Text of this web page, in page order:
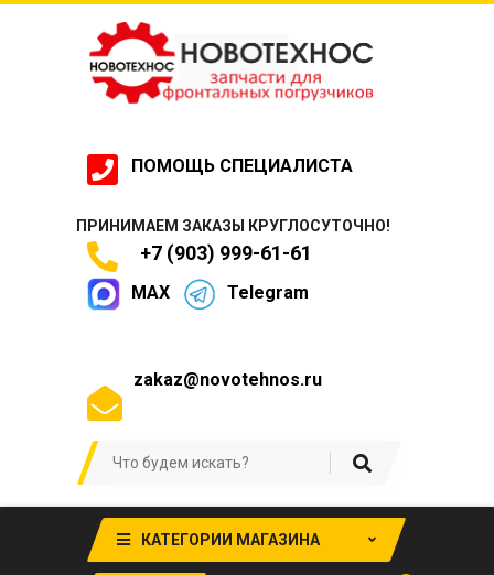
ПОМОЩЬ СПЕЦИАЛИСТА
ПРИНИМАЕМ ЗАКАЗЫ КРУГЛОСУТОЧНО!
+7 (903) 999-61-61
MAX Telegram
zakaz@novotehnos.ru
КАТЕГОРИИ МАГАЗИНА